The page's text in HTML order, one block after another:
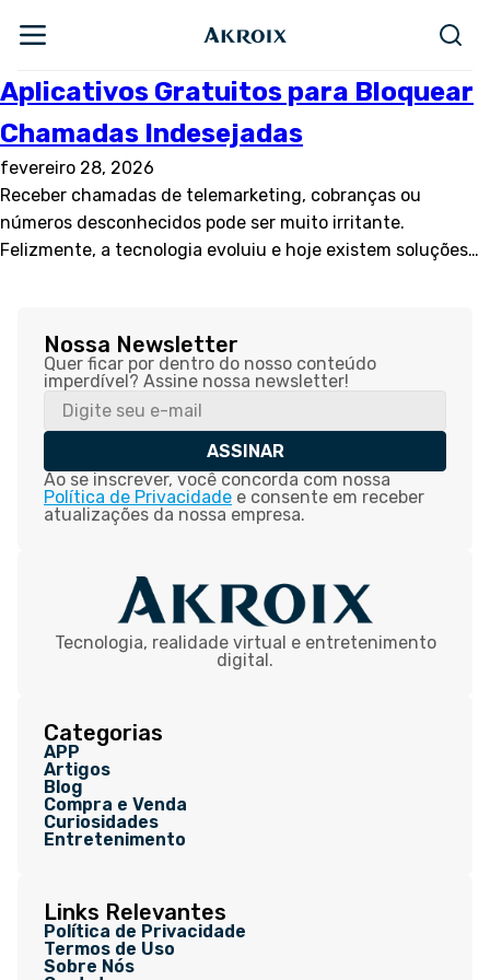
Aplicativos Gratuitos para Bloquear
Chamadas Indesejadas
fevereiro 28, 2026
Receber chamadas de telemarketing, cobranças ou
números desconhecidos pode ser muito irritante.
Felizmente, a tecnologia evoluiu e hoje existem soluções…
Nossa Newsletter
Quer ficar por dentro do nosso conteúdo
imperdível? Assine nossa newsletter!
ASSINAR
Ao se inscrever, você concorda com nossa
Política de Privacidade e consente em receber
atualizações da nossa empresa.
Tecnologia, realidade virtual e entretenimento
digital.
Categorias
APP
Artigos
Blog
Compra e Venda
Curiosidades
Entretenimento
Links Relevantes
Política de Privacidade
Termos de Uso
Sobre Nós